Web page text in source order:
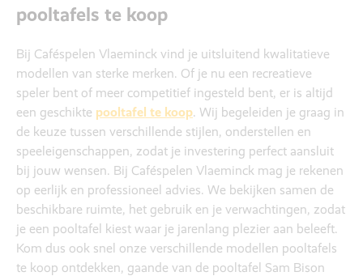
pooltafels te koop
Bij Caféspelen Vlaeminck vind je uitsluitend kwalitatieve
modellen van sterke merken. Of je nu een recreatieve
speler bent of meer competitief ingesteld bent, er is altijd
een geschikte pooltafel te koop. Wij begeleiden je graag in
de keuze tussen verschillende stijlen, onderstellen en
speeleigenschappen, zodat je investering perfect aansluit
bij jouw wensen. Bij Caféspelen Vlaeminck mag je rekenen
op eerlijk en professioneel advies. We bekijken samen de
beschikbare ruimte, het gebruik en je verwachtingen, zodat
je een pooltafel kiest waar je jarenlang plezier aan beleeft.
Kom dus ook snel onze verschillende modellen pooltafels
te koop ontdekken, gaande van de pooltafel Sam Bison